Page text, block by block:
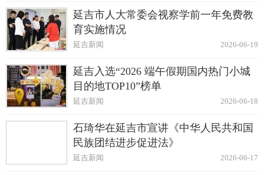
延吉市人大常委会视察学前一年免费教
育实施情况
2026-06-19
延吉新闻
延吉入选“2026 端午假期国内热门小城
目的地TOP10”榜单
2026-06-18
延吉新闻
石琦华在延吉市宣讲《中华人民共和国
民族团结进步促进法》
2026-06-17
延吉新闻